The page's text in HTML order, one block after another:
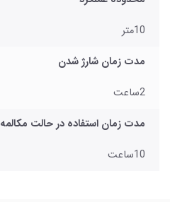
10متر
مدت زمان شارژ شدن
2ساعت
مدت زمان استفاده در حالت مکالمه
10ساعت